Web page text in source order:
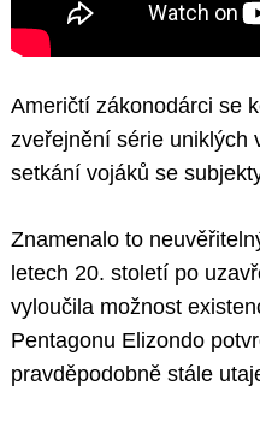
Američtí zákonodárci se
zveřejnění série uniklých
setkání vojáků se
Znamenalo to
letech 20. století po
vyloučila možnost
Pentagonu Elizondo
pravděpodobně stále